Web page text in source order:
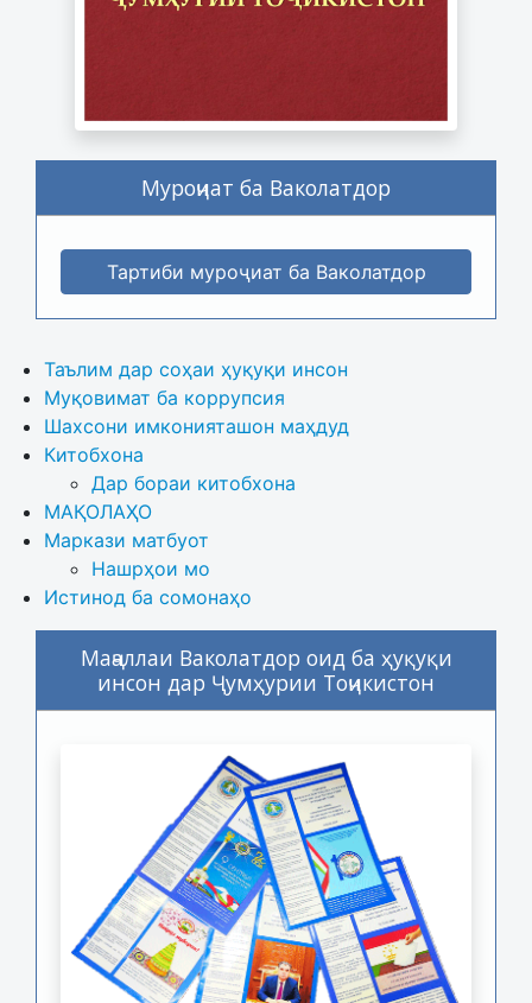
Муроҷиат ба Ваколатдор
Тартиби муроҷиат ба Ваколатдор
Таълим дар соҳаи ҳуқуқи инсон
Муқовимат ба коррупсия
Шахсони имконияташон маҳдуд
Китобхона
Дар бораи китобхона
МАҚОЛАҲО
Маркази матбуот
Нашрҳои мо
Истинод ба сомонаҳо
Маҷаллаи Ваколатдор оид ба ҳуқуқи
инсон дар Ҷумҳурии Тоҷикистон